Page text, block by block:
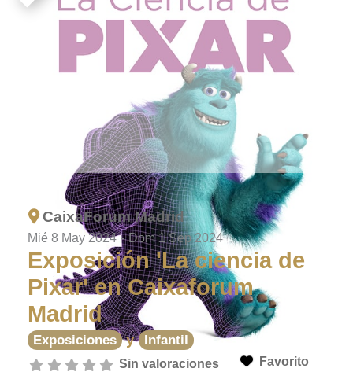
CaixaForum Madrid
Mié 8 May 2024 - Dom 1 Sep 2024
Exposición 'La ciencia de
Pixar' en Caixaforum
Madrid
Exposiciones y Infantil
Sin valoraciones Favorito